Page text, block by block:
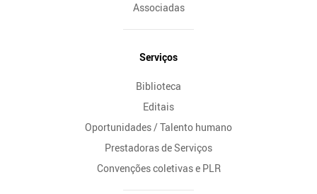
Associadas
Serviços
Biblioteca
Editais
Oportunidades / Talento humano
Prestadoras de Serviços
Convenções coletivas e PLR